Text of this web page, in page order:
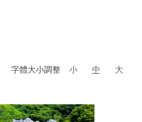
字體大小調整 小 中 大